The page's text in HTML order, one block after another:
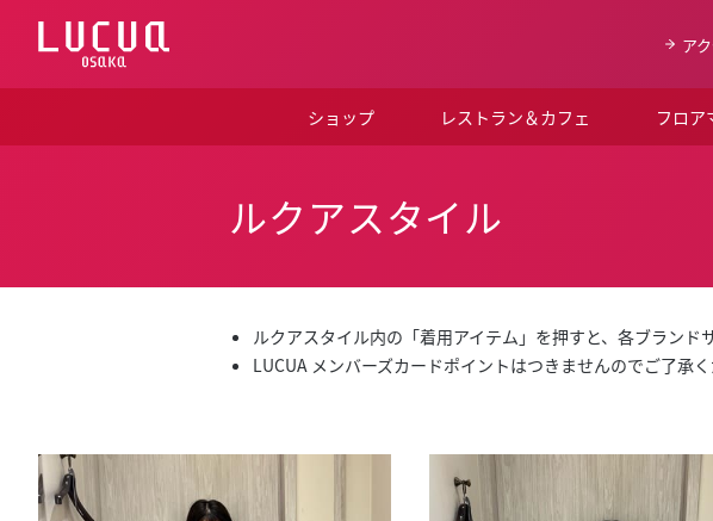
ス
ア
ショップ レストラン＆カフェ フロア
ルクアスタイル
ルクアスタイル内の「着用アイテム」を押すと、各ブランド
LUCUA メンバーズカードポイントはつきませんのでご了承く